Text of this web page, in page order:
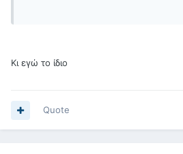
Κι εγώ το ίδιο
Quote